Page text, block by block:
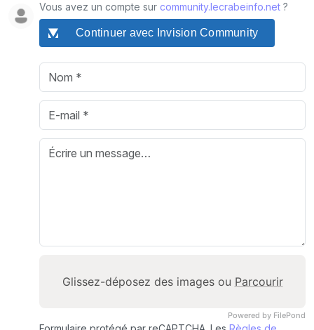
Vous avez un compte sur community.lecrabeinfo.net ?
Continuer avec Invision Community
Powered by FilePond
Glissez-déposez des images ou Parcourir